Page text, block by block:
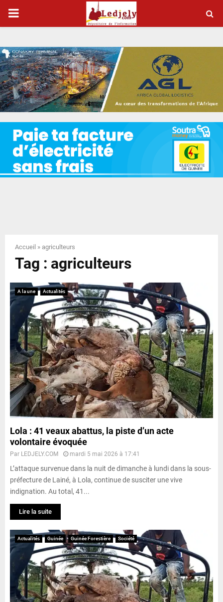
P
I
M
A
R
Y
N
U
Accueil » agriculteurs
Tag : agriculteurs
A la une Actualités
Lola : 41 veaux abattus, la piste d’un acte
volontaire évoquée
Par LEDJELY.COM mardi 5 mai 2026 à 17:41
L’attaque survenue dans la nuit de dimanche à lundi dans la sous-
préfecture de Lainé, à Lola, continue de susciter une vive
indignation. Au total, 41...
Lire la suite
Actualités Guinée Guinée Forestière Société